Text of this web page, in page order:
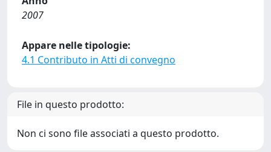
2007
Appare nelle tipologie:
4.1 Contributo in Atti di convegno
File in questo prodotto:
Non ci sono file associati a questo prodotto.